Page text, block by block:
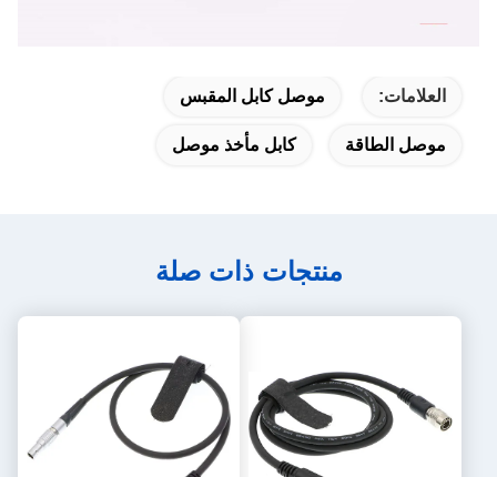
العلامات: موصل كابل المقبس
موصل الطاقة كابل مأخذ موصل
منتجات ذات صلة